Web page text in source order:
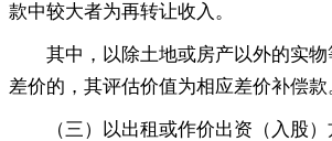
款中较大者为再转让收入。
其中 ， 以除土地或房产以外的实
差价的，其评估价值为相应差价补偿款
（三）以出租或作价出资（入股）